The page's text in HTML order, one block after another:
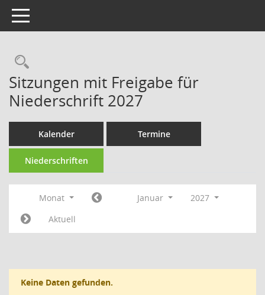
Toggle navigation
Rechercheauswahl
Sitzungen mit Freigabe für
Niederschrift 2027
Kalender Termine
Niederschriften
Monat Januar
2027
Aktuell
Keine Daten gefunden.